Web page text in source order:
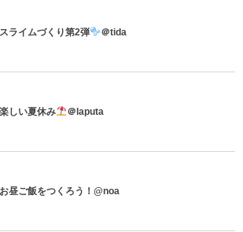
スライムづくり第2弾 ＠tida
楽しい夏休み ＠laputa
お昼ご飯をつくろう！@noa